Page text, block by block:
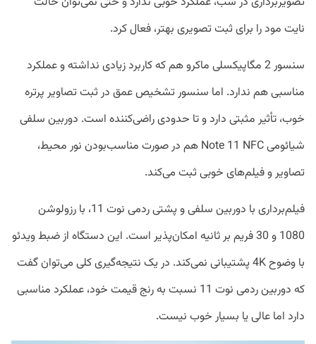
نایت مود را برای ثبت تصویری بهتر، فعال کرد.
سنسور 2 مگاپیکسلی ماکرو هم که کاربرد زیادی نداشته و عملکرد
مناسبی هم ندارد. اما سنسور تشخیص عمق در ثبت تصاویر پرتره
خوب، تأثیر مثبتی دارد و تا حدودی راضی‌کننده است. دوربین سلفی
شیائومی Note 11 NFC هم در صورت مناسب‌بودن نور محیط،
تصاویر و فیلم‌های خوبی ثبت می‌کند.
فیلم‌برداری با دوربین سلفی و پشتی ردمی نوت 11، با رزولوشن
1080 و 30 فریم بر ثانیه امکان‌پذیر است. این دستگاه از ضبط ویدئو
با وضوح 4K پشتیبانی نمی‌کند. در یک نتیجه‌گیری کلی می‌توان گفت
که دوربین ردمی نوت 11 نسبت به رنج قیمت خود، عملکرد مناسبی
دارد اما عالی یا بسیار خوب نیست.